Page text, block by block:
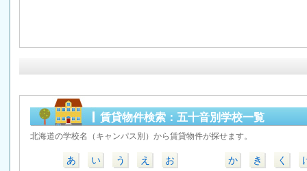
賃貸物件検索：五十音別学校一覧
北海道の学校名（キャンパス別）から賃貸物件が探せます。
あ い う え
お
か き く